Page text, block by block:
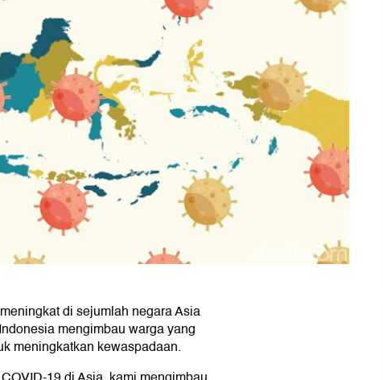
di sejumlah negara Asia
mengimbau warga yang
meningkatkan kewaspadaan.